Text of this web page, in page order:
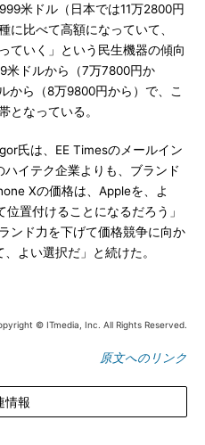
米ドル（日本では11万2800円
に比べて高額になっていて、
ていく」という民生機器の傾向
米ドルから（7万7800円か
から（8万9800円から）で、こ
となっている。
氏は、EE Timesのメールイン
イテク企業よりも、ブランド
Xの価格は、Appleを、よ
位置付けることになるだろう」
ンド力を下げて価格競争に向か
よい選択だ」と続けた。
© ITmedia, Inc. All Rights Reserved.
原文へのリンク
情報